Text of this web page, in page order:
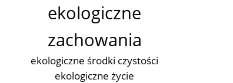
ekologiczne
zachowania
ekologiczne środki czystości
ekologiczne życie